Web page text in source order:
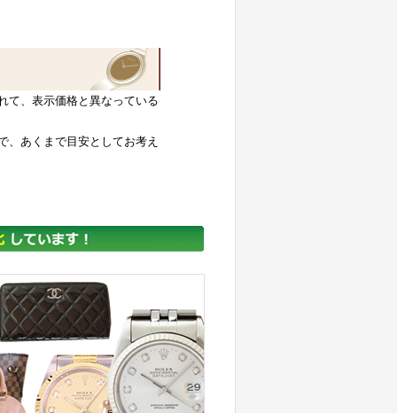
て、表示価格と異なっている
、あくまで目安としてお考え